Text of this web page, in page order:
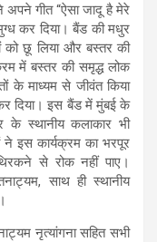
अपने गीत “ऐसा जादू है मेरे
कर दिया। बैंड की मधुर
को छू लिया और बस्तर की
में बस्तर की समृद्ध लोक
के माध्यम से जीवंत किया
दिया। इस बैंड में मुंबई के
के स्थानीय कलाकार भी
ने इस कार्यक्रम का भरपूर
से रोक नहीं पाए।
साथ ही स्थानीय
नृत्यांगना सहित सभी